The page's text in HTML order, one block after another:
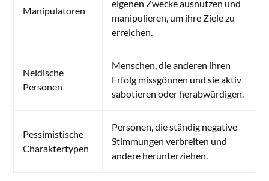
Manipulatoren
eigenen Zwecke ausnutzen und
manipulieren, um ihre Ziele zu
erreichen.
Neidische
Personen
Menschen, die anderen ihren
Erfolg missgönnen und sie aktiv
sabotieren oder herabwürdigen.
Pessimistische
Charaktertypen
Personen, die ständig negative
Stimmungen verbreiten und
andere herunterziehen.